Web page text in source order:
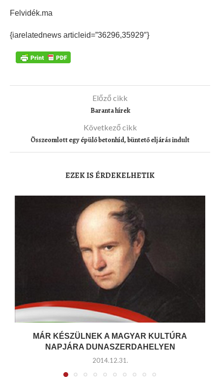
Felvidék.ma
{iarelatednews articleid=”36296,35929″}
Előző cikk
Baranta hírek
Következő cikk
Összeomlott egy épülő betonhíd, büntető eljárás indult
EZEK IS ÉRDEKELHETIK
MÁR KÉSZÜLNEK A MAGYAR KULTÚRA
NAPJÁRA DUNASZERDAHELYEN
2014.12.31.